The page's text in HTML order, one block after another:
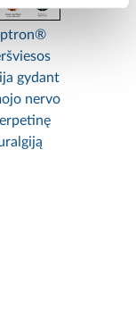
gydant
nervo